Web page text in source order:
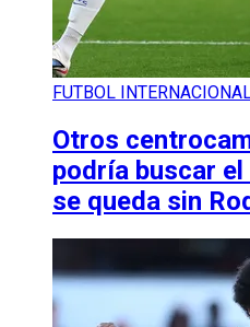
FUTBOL
Otros
podría buscar
se queda sin